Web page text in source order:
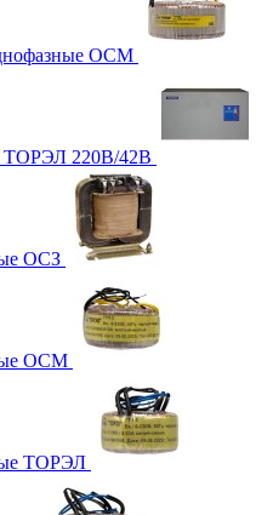
ОСМ
ТОРЭЛ 220В/42В
ОСЗ
ОСМ
ТОРЭЛ